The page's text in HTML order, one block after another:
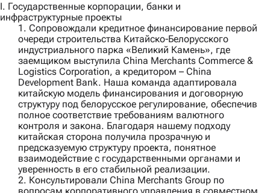
I. Государственные корпорации, банки и
инфраструктурные проекты
1. Сопровождали кредитное финансирование первой
очереди строительства Китайско‑Белорусского
индустриального парка «Великий Камень», где
заемщиком выступила China Merchants Commerce &
Logistics Corporation, а кредитором – China
Development Bank. Наша команда адаптировала
китайскую модель финансирования и договорную
структуру под белорусское регулирование, обеспечив
полное соответствие требованиям валютного
контроля и закона. Благодаря нашему подходу
китайская сторона получила прозрачную и
предсказуемую структуру проекта, понятное
взаимодействие с государственными органами и
уверенность в его стабильной реализации.
2. Консультировали China Merchants Group по